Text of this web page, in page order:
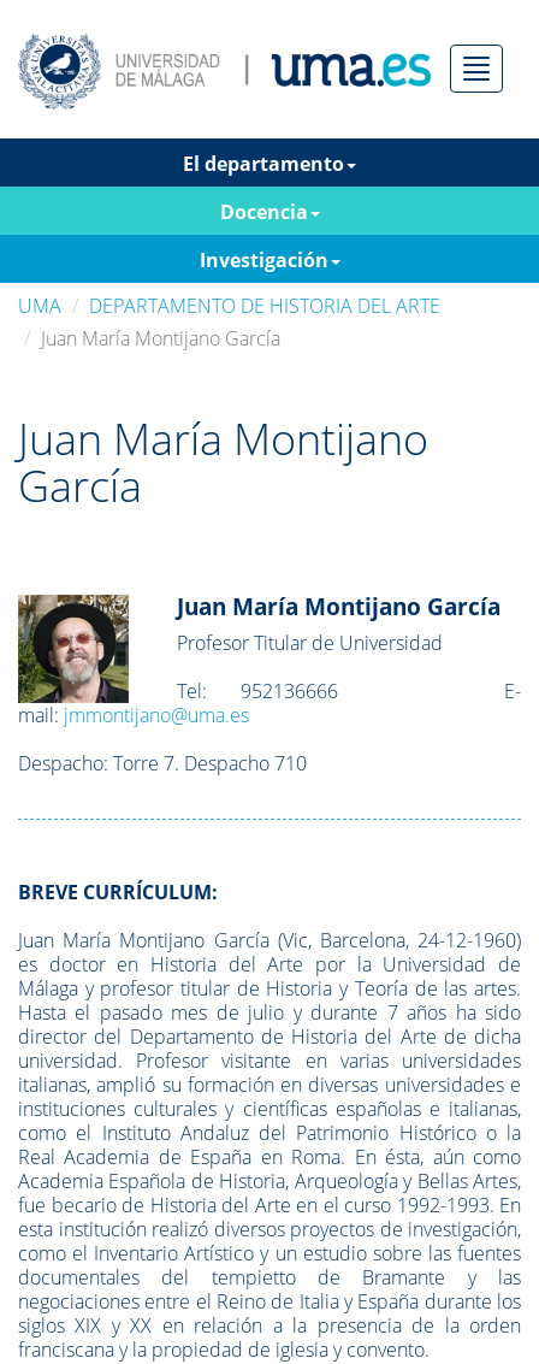
Menú
El departamento
Docencia
Investigación
UMA
DEPARTAMENTO DE HISTORIA DEL ARTE
Juan María Montijano García
Juan María Montijano
García
Juan María Montijano García
Profesor Titular de Universidad
Tel: 952136666E-
mail: jmmontijano@uma.es
Despacho: Torre 7. Despacho 710
BREVE CURRÍCULUM:
Juan María Montijano García (Vic, Barcelona, 24-12-1960)
es doctor en Historia del Arte por la Universidad de
Málaga y profesor titular de Historia y Teoría de las artes.
Hasta el pasado mes de julio y durante 7 años ha sido
director del Departamento de Historia del Arte de dicha
universidad. Profesor visitante en varias universidades
italianas, amplió su formación en diversas universidades e
instituciones culturales y científicas españolas e italianas,
como el Instituto Andaluz del Patrimonio Histórico o la
Real Academia de España en Roma. En ésta, aún como
Academia Española de Historia, Arqueología y Bellas Artes,
fue becario de Historia del Arte en el curso 1992-1993. En
esta institución realizó diversos proyectos de investigación,
como el Inventario Artístico y un estudio sobre las fuentes
documentales del tempietto de Bramante y las
negociaciones entre el Reino de Italia y España durante los
siglos XIX y XX en relación a la presencia de la orden
franciscana y la propiedad de iglesia y convento.